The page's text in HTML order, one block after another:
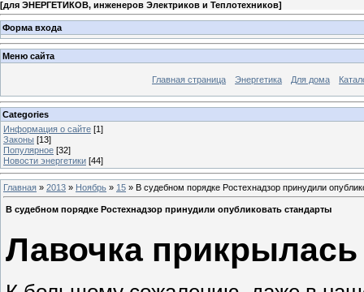
[для ЭНЕРГЕТИКОВ, инженеров Электриков и Теплотехников]
Форма входа
Меню сайта
Главная страница Энергетика Для дома
Categories
Информация о сайте [1]
Законы [13]
Популярное [32]
Новости энергетики [44]
Главная » 2013 » Ноябрь » 15 » В судебном порядке Ростехнадзор принудили
В судебном порядке Ростехнадзор принудили опубликовать стандарты
Лавочка прикрылась